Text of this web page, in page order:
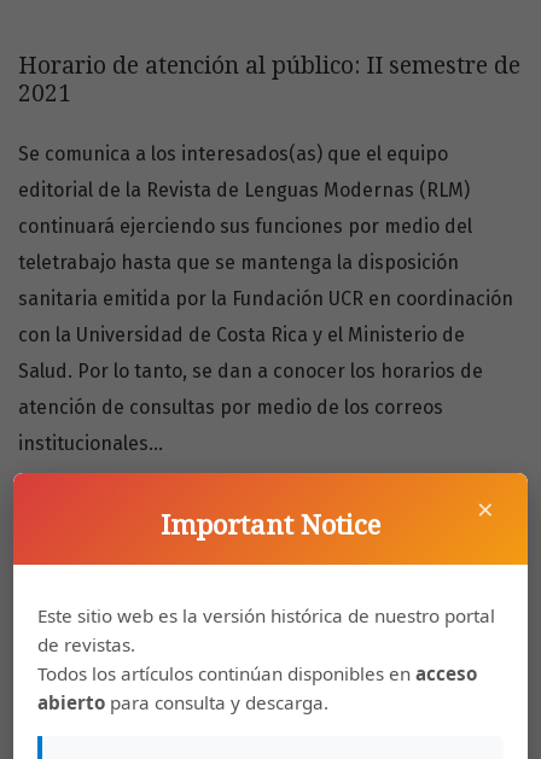
Horario de atención al público: II semestre de
2021
Se comunica a los interesados(as) que el equipo
editorial de la Revista de Lenguas Modernas (RLM)
continuará ejerciendo sus funciones por medio del
teletrabajo hasta que se mantenga la disposición
sanitaria emitida por la Fundación UCR en coordinación
con la Universidad de Costa Rica y el Ministerio de
Salud. Por lo tanto, se dan a conocer los horarios de
atención de consultas por medio de los correos
institucionales...
Estudios sobre didáctica de lenguas extranjeras
Jesús Alirio Bastidas Arteaga, Gaby Muñoz-Ibarra, J. Gabriel
×
Important Notice
Este sitio web es la versión histórica de nuestro portal
de revistas.
Todos los artículos continúan disponibles enacceso
abierto para consulta y descarga.